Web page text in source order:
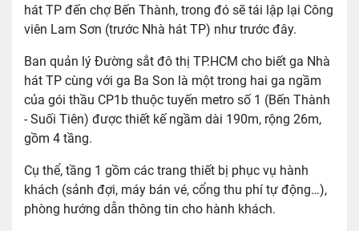
hát TP đến chợ Bến Thành, trong đó sẽ tái lập lại Công
viên Lam Sơn (trước Nhà hát TP) như trước đây.
Ban quản lý Đường sắt đô thị TP.HCM cho biết ga Nhà
hát TP cùng với ga Ba Son là một trong hai ga ngầm
của gói thầu CP1b thuộc tuyến metro số 1 (Bến Thành
- Suối Tiên) được thiết kế ngầm dài 190m, rộng 26m,
gồm 4 tầng.
Cụ thể, tầng 1 gồm các trang thiết bị phục vụ hành
khách (sảnh đợi, máy bán vé, cổng thu phí tự động…),
phòng hướng dẫn thông tin cho hành khách.